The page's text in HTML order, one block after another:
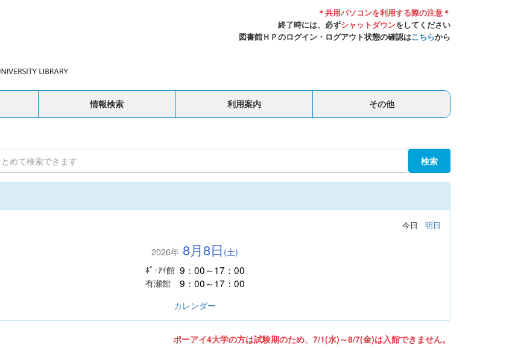
＊共用パソコンを利用する際の注意＊
終了時には、必ずシャットダウンをしてください
図書館ＨＰのログイン・ログアウト状態の確認はこちらから
情報検索 利用案内 その他
検索
今日 明日
2026年 8月8日 (土)
ﾎﾟｰｱｲ館 9：00～17：00
有瀬館 9：00～17：00
カレンダー
ポーアイ4大学の方は試験期のため、7/1(水)～8/7(金)は入館できません。